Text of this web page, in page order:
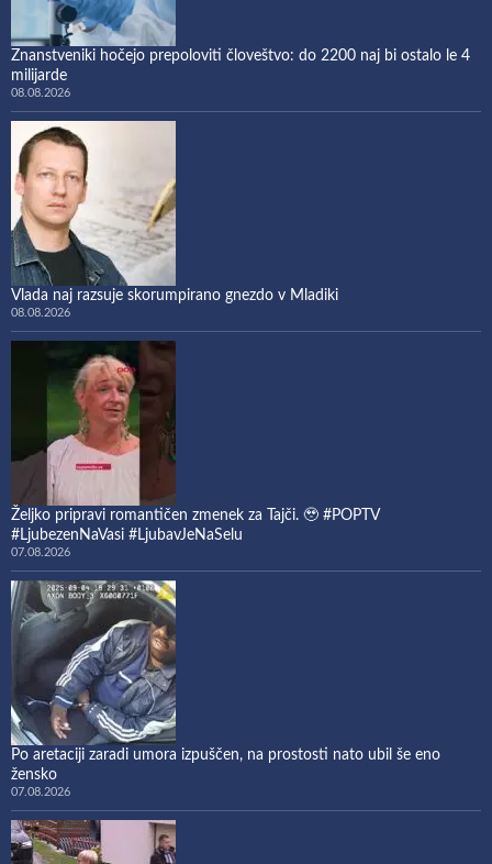
Znanstveniki hočejo prepoloviti človeštvo: do 2200 naj bi ostalo le 4
milijarde
08.08.2026
Vlada naj razsuje skorumpirano gnezdo v Mladiki
08.08.2026
Željko pripravi romantičen zmenek za Tajči. 🥹 #POPTV
#LjubezenNaVasi #LjubavJeNaSelu
07.08.2026
Po aretaciji zaradi umora izpuščen, na prostosti nato ubil še eno
žensko
07.08.2026